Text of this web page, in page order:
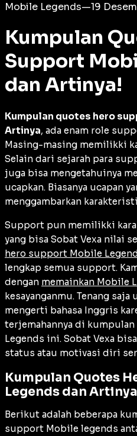
Mobile Legends—19
Kumpulan
Support
dan Artinya!
Kumpulan quotes hero
Artinya, ada enam role
Masing-masing memilikki
Selain dari sejarah para
juga bisa mengetahuinya
ucapkan. Biasanya ucapan
menggambarkan
Support pun memilikki
yang bisa Sobat Vexa nilai
hero support Mobile
lengkap semua support.
dengan memainkan Mobile
kesayanganmu. Tenang
mengerti bahasa Inggris
terjemahannya di
Legends ini. Sobat Vexa
status atau motivasi diri
Kumpulan Quotes
Legends dan Artinya
Berikut adalah beberapa
support Mobile legends